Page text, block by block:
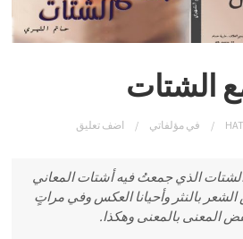
الشتات
في مؤلفاتي اضف تعليق
الذي جمعتُ فيه أشتات المعاني
الشعر بالنثر وأحيانا العكس وفي مراتٍ
المعنى بالمعنى وهكذا.